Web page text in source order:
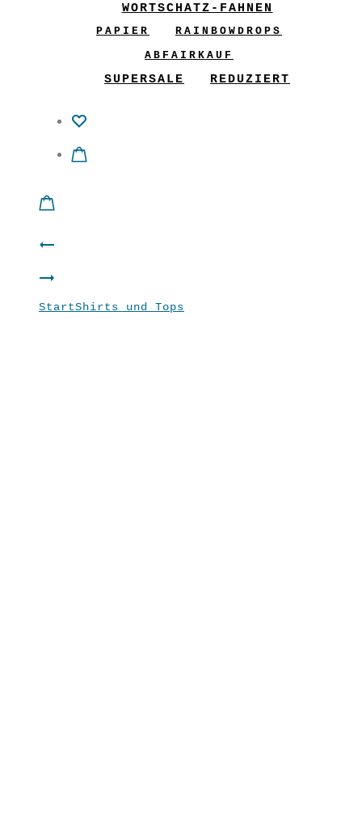
WORTSCHATZ-FAHNEN
PAPIER
RAINBOWDROPS
ABFAIRKAUF
SUPERSALE REDUZIERT
Product
navigation
petrol
Top
“Fairspielt”
StartShirts und Tops